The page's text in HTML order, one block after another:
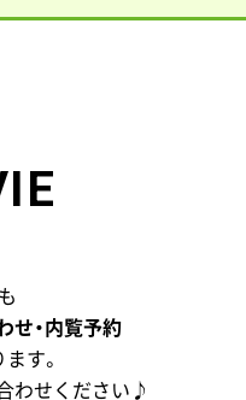
せ・内覧予約
す。
わせください♪